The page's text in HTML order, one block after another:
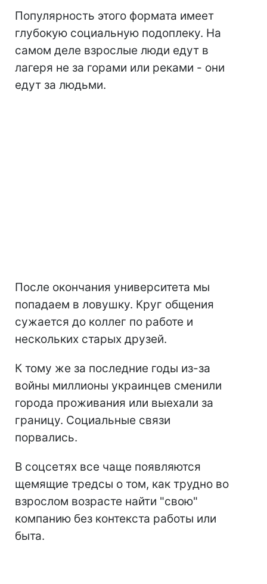
Популярность этого формата имеет
глубокую социальную подоплеку. На
самом деле взрослые люди едут в
лагеря не за горами или реками - они
едут за людьми.
После окончания университета мы
попадаем в ловушку. Круг общения
сужается до коллег по работе и
нескольких старых друзей.
К тому же за последние годы из-за
войны миллионы украинцев сменили
города проживания или выехали за
границу. Социальные связи
порвались.
В соцсетях все чаще появляются
щемящие тредсы о том, как трудно во
взрослом возрасте найти "свою"
компанию без контекста работы или
быта.